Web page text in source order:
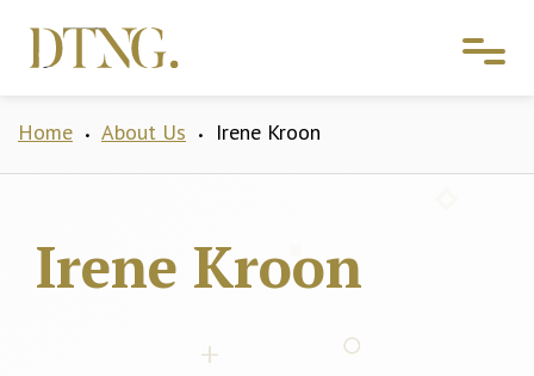
Home • About Us • Irene Kroon
Irene Kroon